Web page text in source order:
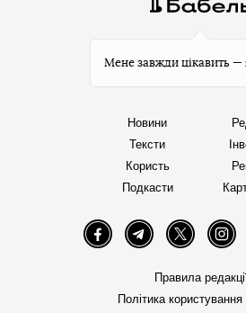
Мене завжди цікавить —
Новини
Тексти
Користь
Подкасти
FacebookTelegramTwitter
Правила
Політика